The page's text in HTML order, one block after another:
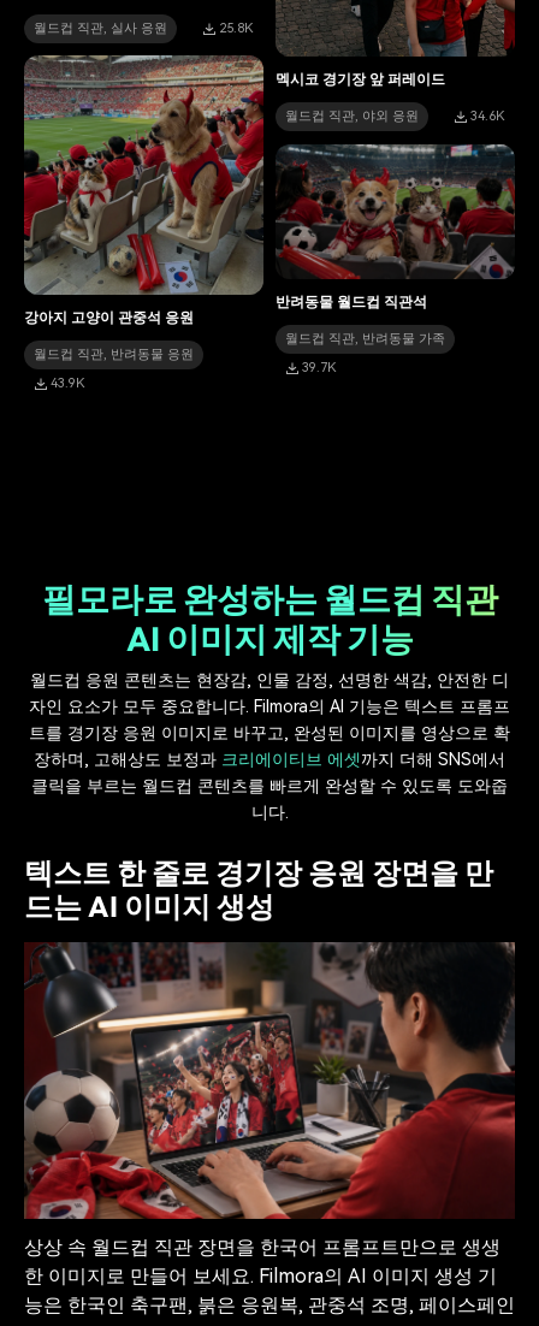
멕시코 경기장 앞 퍼레이드
월드컵 직관, 야외 응원 34.6K
월드컵 직관, 실사 응원 25.8K
강아지 고양이 관중석 응원
월드컵 직관, 반려동물 응원
43.9K
반려동물 월드컵 직관석
월드컵 직관, 반려동물 가족
39.7K
필모라로 완성하는 월드컵 직관
AI 이미지 제작 기능
월드컵 응원 콘텐츠는 현장감, 인물 감정, 선명한 색감, 안전한 디
자인 요소가 모두 중요합니다. Filmora의 AI 기능은 텍스트 프롬프
트를 경기장 응원 이미지로 바꾸고, 완성된 이미지를 영상으로 확
장하며, 고해상도 보정과 크리에이티브 에셋까지 더해 SNS에서
클릭을 부르는 월드컵 콘텐츠를 빠르게 완성할 수 있도록 도와줍
니다.
텍스트 한 줄로 경기장 응원 장면을 만
드는 AI 이미지 생성
상상 속 월드컵 직관 장면을 한국어 프롬프트만으로 생생
한 이미지로 만들어 보세요. Filmora의 AI 이미지 생성 기
능은 한국인 축구팬, 붉은 응원복, 관중석 조명, 페이스페인